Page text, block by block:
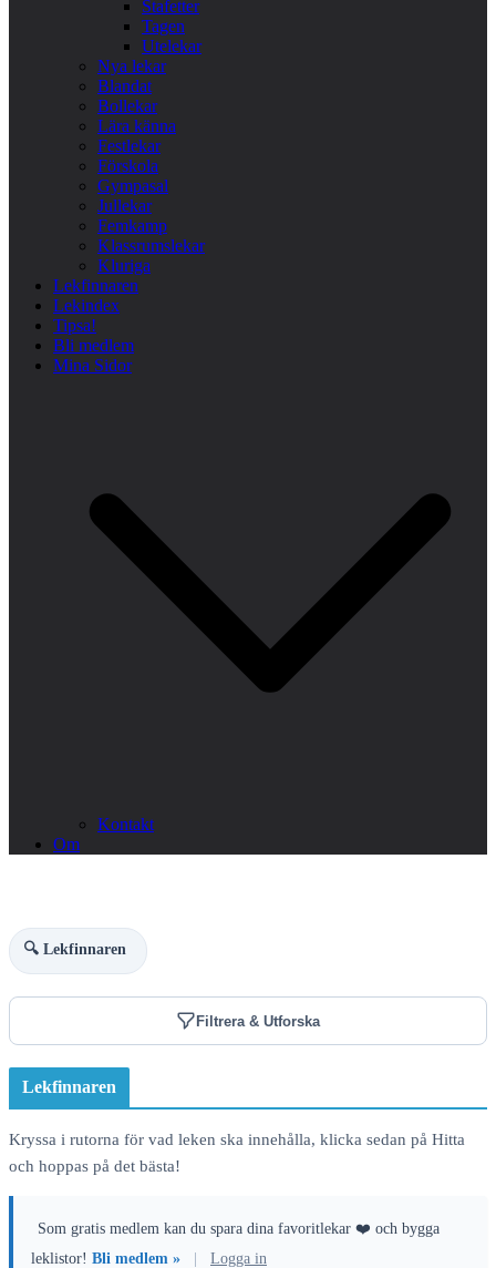
Stafetter
Tagen
Utelekar
Nya lekar
Blandat
Bollekar
Lära känna
Festlekar
Förskola
Gympasal
Jullekar
Femkamp
Klassrumslekar
Kluriga
Lekfinnaren
Lekindex
Tipsa!
Bli medlem
Mina Sidor
Kontakt
Om
🔍 Lekfinnaren
Filtrera & Utforska
Lekfinnaren
Kryssa i rutorna för vad leken ska innehålla, klicka sedan på Hitta
och hoppas på det bästa!
Som gratis medlem kan du spara dina favoritlekar ❤️ och bygga
leklistor! Bli medlem » Logga in